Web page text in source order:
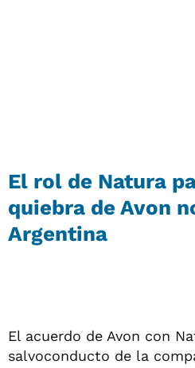
El rol de Natura
quiebra de Avon
Argentina
El acuerdo de Avon con
salvoconducto de la